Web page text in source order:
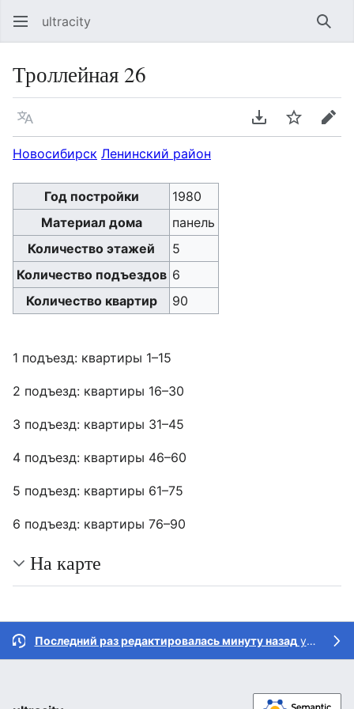
ultracity
Троллейная 26
Язык Скачать PDF
Следить
Новосибирск Ленинский район
Год постройки
1980
Материал дома
панель
Количество этажей
5
Количество подъездов 6
Количество квартир
90
1 подъезд: квартиры 1–15
2 подъезд: квартиры 16–30
3 подъезд: квартиры 31–45
4 подъезд: квартиры 46–60
5 подъезд: квартиры 61–75
6 подъезд: квартиры 76–90
На карте
Последний раз редактировалась минуту назадучастником